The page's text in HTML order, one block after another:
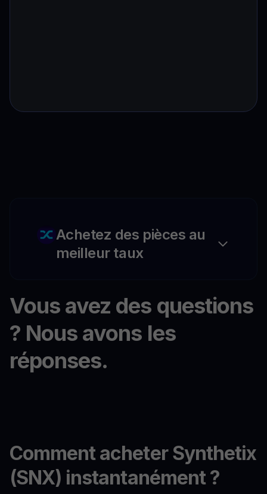
Achetez des pièces au
meilleur taux
Vous avez des questions
? Nous avons les
réponses.
Comment acheter Synthetix
(SNX) instantanément ?